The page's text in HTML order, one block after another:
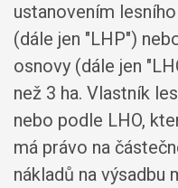
ustanovením
(dále jen "LHP")
osnovy (dále jen
než 3 ha. Vlastník
nebo podle LHO,
má právo na
nákladů na výsadbu